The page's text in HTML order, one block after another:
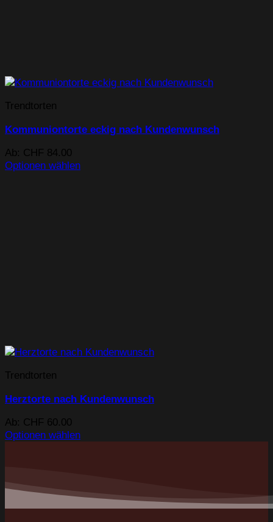
Trendtorten
Kommuniontorte eckig nach Kundenwunsch
Ab: CHF 84.00
Optionen wählen
Trendtorten
Herztorte nach Kundenwunsch
Ab: CHF 60.00
Optionen wählen